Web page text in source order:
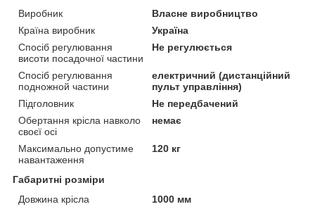
Виробник
Власне виробництво
Країна виробник
Україна
Спосіб регулювання
висоти посадочної частини
Не регулюється
Спосіб регулювання
подножной частини
електричний (дистанційний
пульт управління)
Підголовник
Не передбачений
Обертання крісла навколо
своєї осі
немає
Максимально допустиме
навантаження
120 кг
Габаритні розміри
Довжина крісла
1000 мм